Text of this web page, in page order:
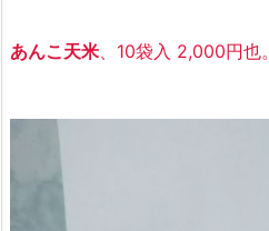
あんこ天米 、10袋入 2,000円也。